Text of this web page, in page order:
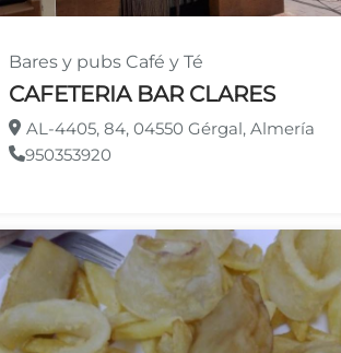
Bares y pubs Café y Té
CAFETERIA BAR CLARES
AL-4405, 84, 04550 Gérgal, Almería
950353920